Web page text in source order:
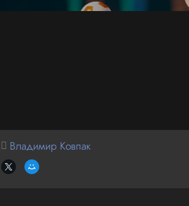
Владимир Ковпак